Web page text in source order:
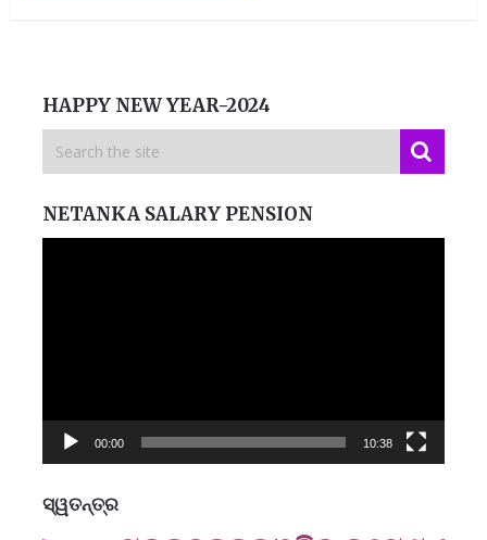
HAPPY NEW YEAR-2024
NETANKA SALARY PENSION
00:00 10:38
ସ୍ୱତନ୍ତ୍ର